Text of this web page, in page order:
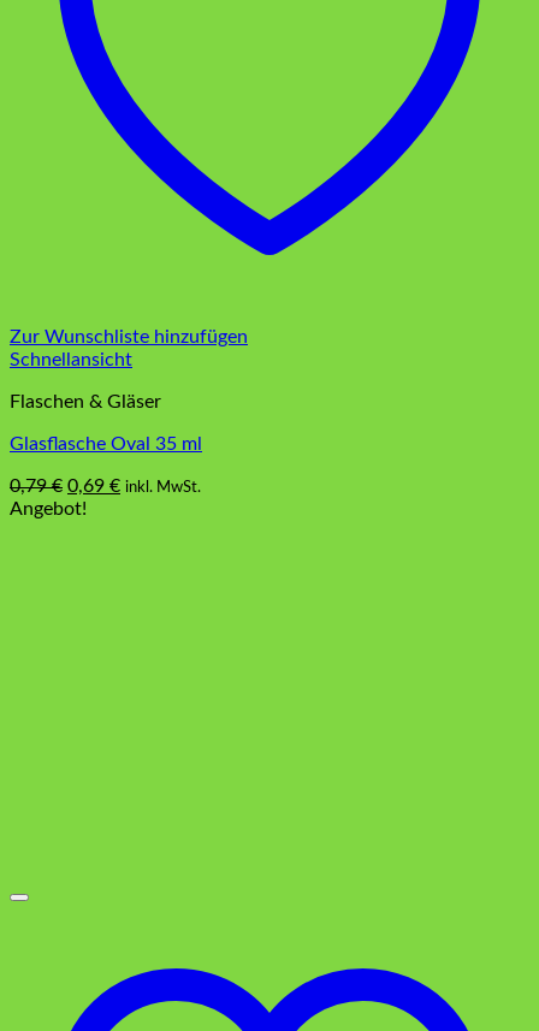
Zur Wunschliste hinzufügen
Schnellansicht
Flaschen & Gläser
Glasflasche Oval 35 ml
0,79€ Ursprünglicher
Preis
0,69 €Aktueller
inkl. MwSt.
Angebot!